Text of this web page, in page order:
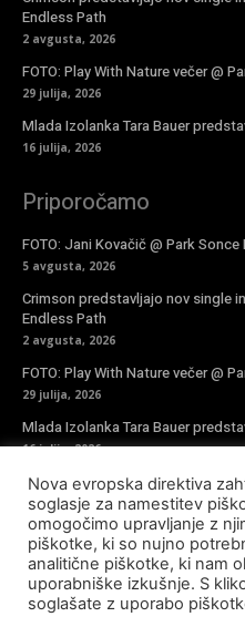
Endless Path
2 avgusta, 2026
FOTO: Play With Nature večer @
29 julija, 2026
Mlada Izolanka Tara Bauer
16 julija, 2026
Priporočamo
FOTO: Jani Kovačič @ Park Sonce
5 avgusta, 2026
Crimson predstavljajo nov single
Endless Path
2 avgusta, 2026
FOTO: Play With Nature večer @
29 julija, 2026
Mlada Izolanka Tara Bauer
16 julija, 2026
Vpiši se v novičke
Nova evropska direktiva
soglasje za namestitev
omogočimo upravljanje z
piškotke, ki so nujno
analitične piškotke, ki nam
uporabniške izkušnje. S
soglašate z uporabo